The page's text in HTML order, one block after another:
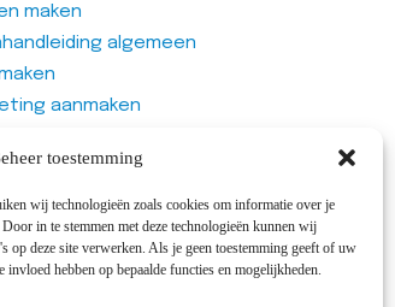
toestemming
wij technologieën zoals cookies om informatie over je
in te stemmen met deze technologieën kunnen wij
op deze site verwerken. Als je geen toestemming geeft of uw
hebben op bepaalde functies en mogelijkheden.
maken
algemeen
aanmaken
Forms gebruiken